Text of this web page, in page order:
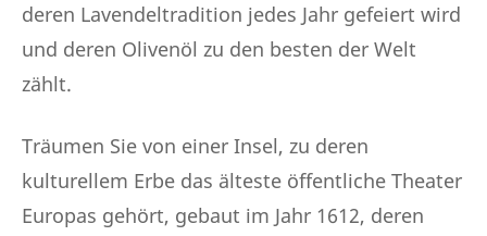
deren Lavendeltradition jedes Jahr gefeiert wird
und deren Olivenöl zu den besten der Welt
zählt.
Träumen Sie von einer Insel, zu deren
kulturellem Erbe das älteste öffentliche Theater
Europas gehört, gebaut im Jahr 1612, deren